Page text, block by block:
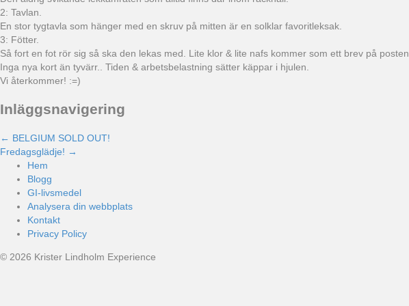
2: Tavlan.
En stor tygtavla som hänger med en skruv på mitten är en solklar favoritleksak.
3: Fötter.
Så fort en fot rör sig så ska den lekas med. Lite klor & lite nafs kommer som ett brev på posten.
Inga nya kort än tyvärr.. Tiden & arbetsbelastning sätter käppar i hjulen.
Vi återkommer! :=)
Inläggsnavigering
← BELGIUM SOLD OUT!
Fredagsglädje! →
Hem
Blogg
GI-livsmedel
Analysera din webbplats
Kontakt
Privacy Policy
© 2026 Krister Lindholm Experience